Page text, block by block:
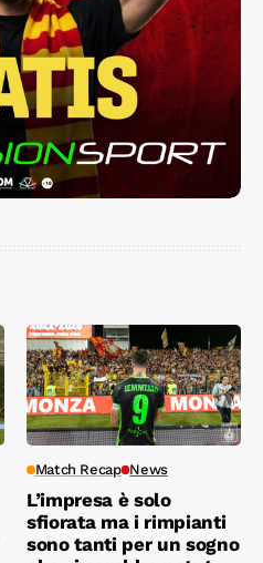
Match Recap News
L’impresa è solo
sfiorata ma i rimpianti
sono tanti per un sogno